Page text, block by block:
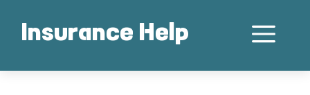
contentInsurance Help